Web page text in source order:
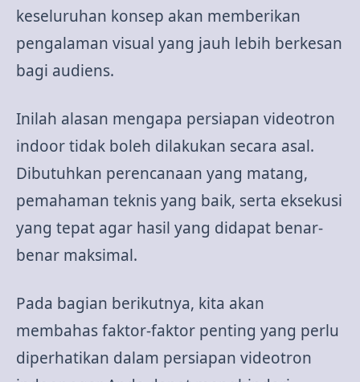
keseluruhan konsep akan memberikan
pengalaman visual yang jauh lebih berkesan
bagi audiens.
Inilah alasan mengapa persiapan videotron
indoor tidak boleh dilakukan secara asal.
Dibutuhkan perencanaan yang matang,
pemahaman teknis yang baik, serta eksekusi
yang tepat agar hasil yang didapat benar-
benar maksimal.
Pada bagian berikutnya, kita akan
membahas faktor-faktor penting yang perlu
diperhatikan dalam persiapan videotron